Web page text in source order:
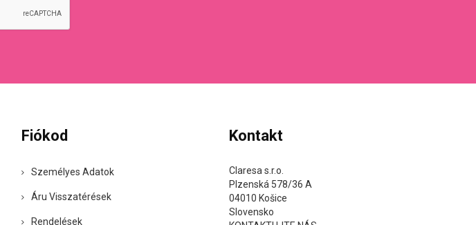
Fiókod
Személyes Adatok
Áru Visszatérések
Rendelések
Kontakt
Claresa s.r.o.
Plzenská 578/36 A
04010 Košice
Slovensko